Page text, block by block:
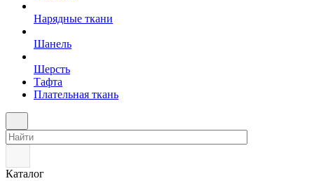
Нарядные ткани
Шанель
Шерсть
Тафта
Плательная ткань
Каталог